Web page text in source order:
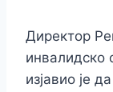
Директор
изјавио је